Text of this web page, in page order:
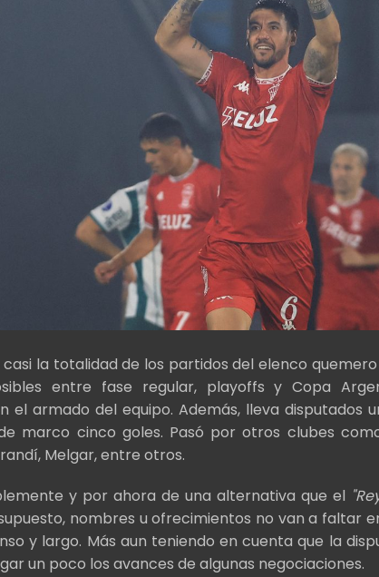
la totalidad de los partidos del elenco
entre fase regular, playoffs y Copa
el armado del equipo. Además, lleva disputados
marco cinco goles. Pasó por otros clubes
Melgar, entre otros.
y por ahora de una alternativa que el
nombres u ofrecimientos no van a faltar
y largo. Más aun teniendo en cuenta que la
un poco los avances de algunas negociaciones.